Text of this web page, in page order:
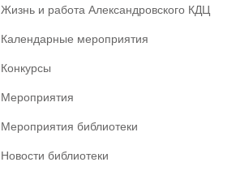
Жизнь и работа Александровского КДЦ
Календарные мероприятия
Конкурсы
Мероприятия
Мероприятия библиотеки
Новости библиотеки